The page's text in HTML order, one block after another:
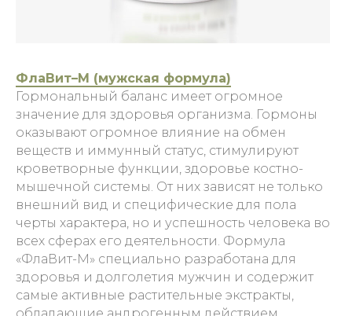
ФлаВит–М (мужская формула)
Гормональный баланс имеет огромное
значение для здоровья организма. Гормоны
оказывают огромное влияние на обмен
веществ и иммунный статус, стимулируют
кроветворные функции, здоровье костно-
мышечной системы. От них зависят не только
внешний вид и специфические для пола
черты характера, но и успешность человека во
всех сферах его деятельности. Формула
«ФлаВит-М» специально разработана для
здоровья и долголетия мужчин и содержит
самые активные растительные экстракты,